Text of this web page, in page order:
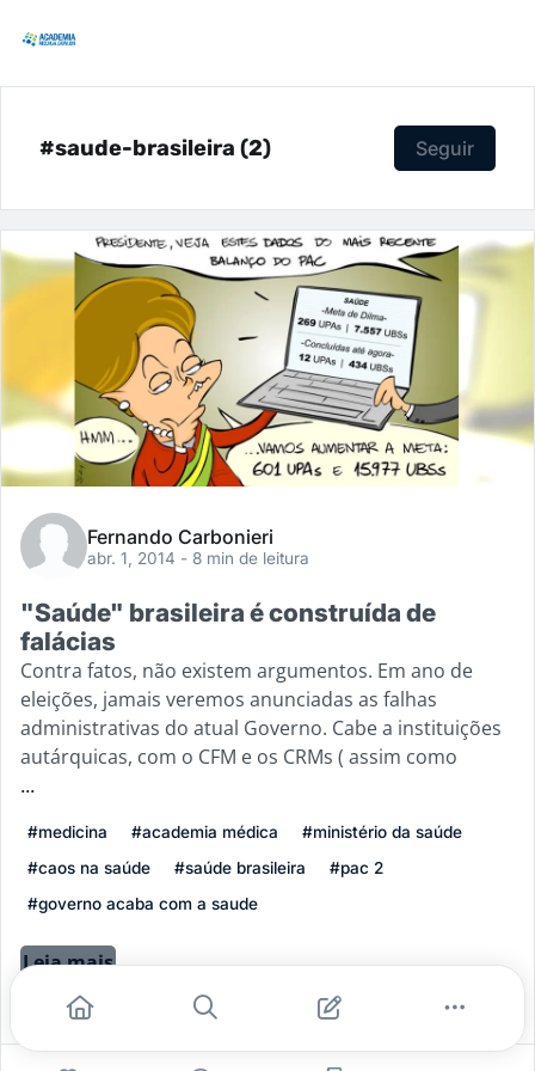
#saude-brasileira (2) Seguir
Fernando Carbonieri
abr. 1, 2014 - 8 min de leitura
"Saúde" brasileira é construída de
falácias
Contra fatos, não existem argumentos. Em ano de
eleições, jamais veremos anunciadas as falhas
administrativas do atual Governo. Cabe a instituições
autárquicas, com o CFM e os CRMs ( assim como
...
#medicina #academia médica
#ministério da saúde
#caos na saúde
#saúde brasileira
#pac 2
#governo acaba com a saude
Leia mais